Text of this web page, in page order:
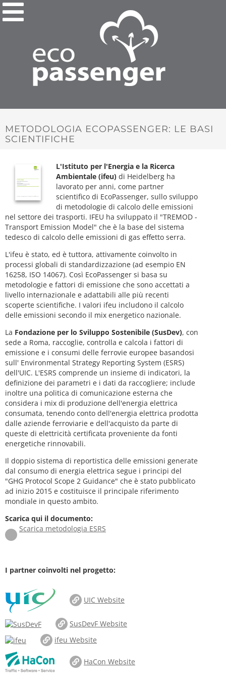
METODOLOGIA ECOPASSENGER: LE BASI
SCIENTIFICHE
L'Istituto per l'Energia e la Ricerca
Ambientale (ifeu) di Heidelberg ha
lavorato per anni, come partner
scientifico di EcoPassenger, sullo sviluppo
di metodologie di calcolo delle emissioni
nel settore dei trasporti. IFEU ha sviluppato il "TREMOD -
Transport Emission Model" che è la base del sistema
tedesco di calcolo delle emissioni di gas effetto serra.
L'ifeu è stato, ed è tuttora, attivamente coinvolto in
processi globali di standardizzazione (ad esempio EN
16258, ISO 14067). Così EcoPassenger si basa su
metodologie e fattori di emissione che sono accettati a
livello internazionale e adattabili alle più recenti
scoperte scientifiche. I valori ifeu includono il calcolo
delle emissioni secondo il mix energetico nazionale.
La Fondazione per lo Sviluppo Sostenibile (SusDev), con
sede a Roma, raccoglie, controlla e calcola i fattori di
emissione e i consumi delle ferrovie europee basandosi
sull' Environmental Strategy Reporting System (ESRS)
dell'UIC. L'ESRS comprende un insieme di indicatori, la
definizione dei parametri e i dati da raccogliere; include
inoltre una politica di comunicazione esterna che
considera i mix di produzione dell'energia elettrica
consumata, tenendo conto dell'energia elettrica prodotta
dalle aziende ferroviarie e dell'acquisto da parte di
queste di elettricità certificata proveniente da fonti
energetiche rinnovabili.
Il doppio sistema di reportistica delle emissioni generate
dal consumo di energia elettrica segue i principi del
"GHG Protocol Scope 2 Guidance" che è stato pubblicato
ad inizio 2015 e costituisce il principale riferimento
mondiale in questo ambito.
Scarica qui il documento:
Scarica metodologia ESRS
I partner coinvolti nel progetto:
UIC Website
SusDevF Website
ifeu Website
HaCon Website